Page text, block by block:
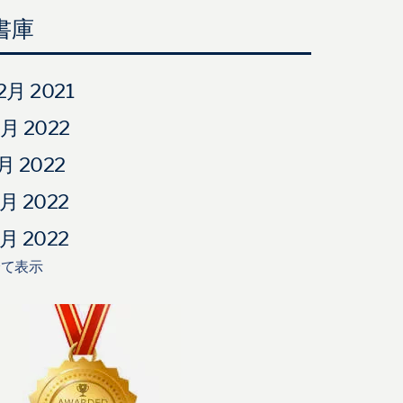
庫
月 2021
2022
2022
2022
2022
表示